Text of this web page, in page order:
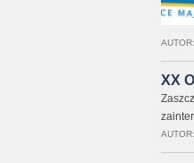
AUTOR:
XX
AUTOR: